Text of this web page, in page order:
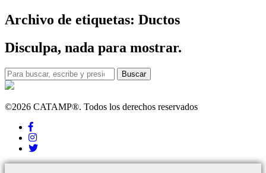
Archivo de etiquetas: Ductos
Disculpa, nada para mostrar.
Buscar
©2026 CATAMP®. Todos los derechos reservados